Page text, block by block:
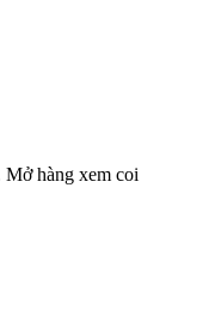
Mở hàng xem coi